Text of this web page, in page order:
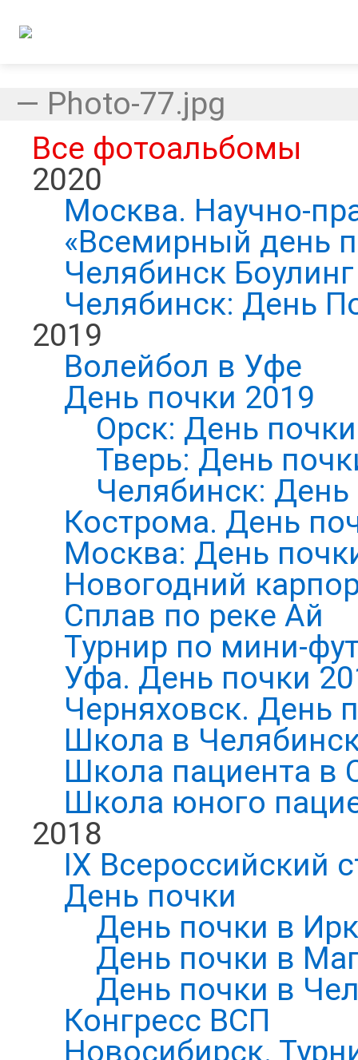
— Photo-77.jpg
Все фотоальбомы
2020
Москва. Научно-
«Всемирный день
Челябинск
Челябинск: День
2019
Волейбол в Уфе
День почки 2019
Орск: День почки
Тверь: День
Челябинск:
Кострома. День
Москва: День
Новогодний
Сплав по реке Ай
Турнир по мини-
Уфа. День почки
Черняховск. День
Школа в
Школа пациента в
Школа юного
2018
IX Всероссийский
День почки
День почки в
День почки в
День почки в
Конгресс ВСП
Новосибирск.